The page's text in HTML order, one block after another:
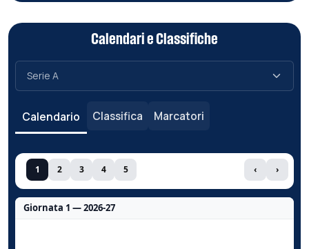
Calendari e Classifiche
Calendario Classifica Marcatori
1 2 3 4 5 ‹ ›
Giornata 1 — 2026-27